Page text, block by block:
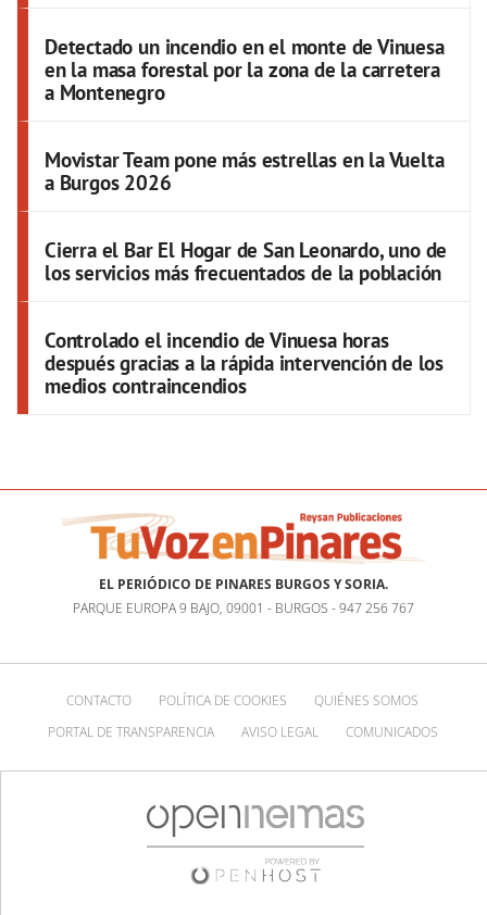
Detectado un incendio en el monte de Vinuesa
en la masa forestal por la zona de la carretera
a Montenegro
Movistar Team pone más estrellas en la Vuelta
a Burgos 2026
Cierra el Bar El Hogar de San Leonardo, uno de
los servicios más frecuentados de la población
Controlado el incendio de Vinuesa horas
después gracias a la rápida intervención de los
medios contraincendios
EL PERIÓDICO DE PINARES BURGOS Y SORIA.
PARQUE EUROPA 9 BAJO, 09001 - BURGOS - 947 256 767
CONTACTO POLÍTICA DE COOKIES
QUIÉNES SOMOS
PORTAL DE TRANSPARENCIA
AVISO LEGAL COMUNICADOS